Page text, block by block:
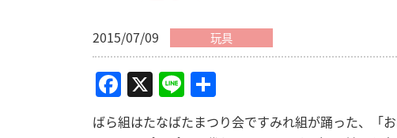
2015/07/09 玩具
Facebook
X Line
有
ばら組はたなばたまつり会ですみれ組が踊った、「